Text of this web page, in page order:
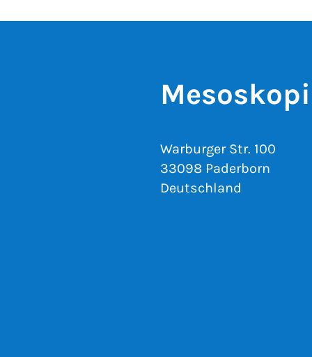
Warburger Str. 100
33098 Paderborn
Deutschland